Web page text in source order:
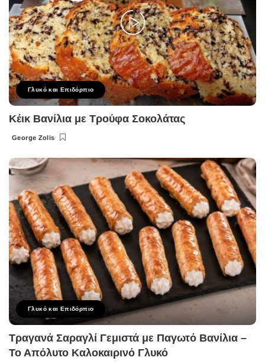
Γλυκό και Επιδόρπιο
Κέικ Βανίλια με Τρούφα Σοκολάτας
Posted
George Zolis
Γλυκό και Επιδόρπιο
Τραγανά Σαραγλί Γεμιστά με Παγωτό Βανίλια –
Το Απόλυτο Καλοκαιρινό Γλυκό